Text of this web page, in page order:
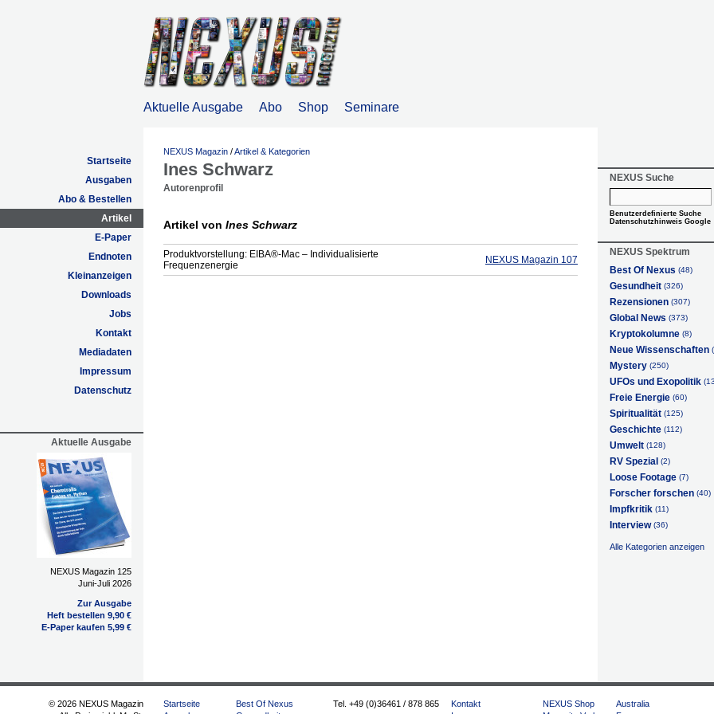
Aktuelle Ausgabe Abo Shop Seminare
Startseite
Ausgaben
Abo & Bestellen
Artikel
E-Paper
Endnoten
Kleinanzeigen
Downloads
Jobs
Kontakt
Mediadaten
Impressum
Datenschutz
Aktuelle Ausgabe
NEXUS Magazin 125
Juni-Juli 2026
Zur Ausgabe
Heft bestellen 9,90 €
E-Paper kaufen 5,99 €
NEXUS Magazin /Artikel & Kategorien
Ines Schwarz
Autorenprofil
Artikel von Ines Schwarz
Produktvorstellung: EIBA®-Mac – Individualisierte
Frequenzenergie
NEXUS Magazin 107
NEXUS Suche
Benutzerdefinierte Suche
Datenschutzhinweis Google
NEXUS Spektrum
Best Of Nexus (48)
Gesundheit (326)
Rezensionen (307)
Global News (373)
Kryptokolumne (8)
Neue Wissenschaften
Mystery (250)
UFOs und Exopolitik
Freie Energie (60)
Spiritualität (125)
Geschichte (112)
Umwelt (128)
RV Spezial (2)
Loose Footage (7)
Forscher forschen (40)
Impfkritik (11)
Interview(36)
Alle Kategorien anzeigen
© 2026 NEXUS Magazin
Startseite
Best Of Nexus
Tel. +49 (0)36461 / 878 865
Kontakt
NEXUS Shop
Australia